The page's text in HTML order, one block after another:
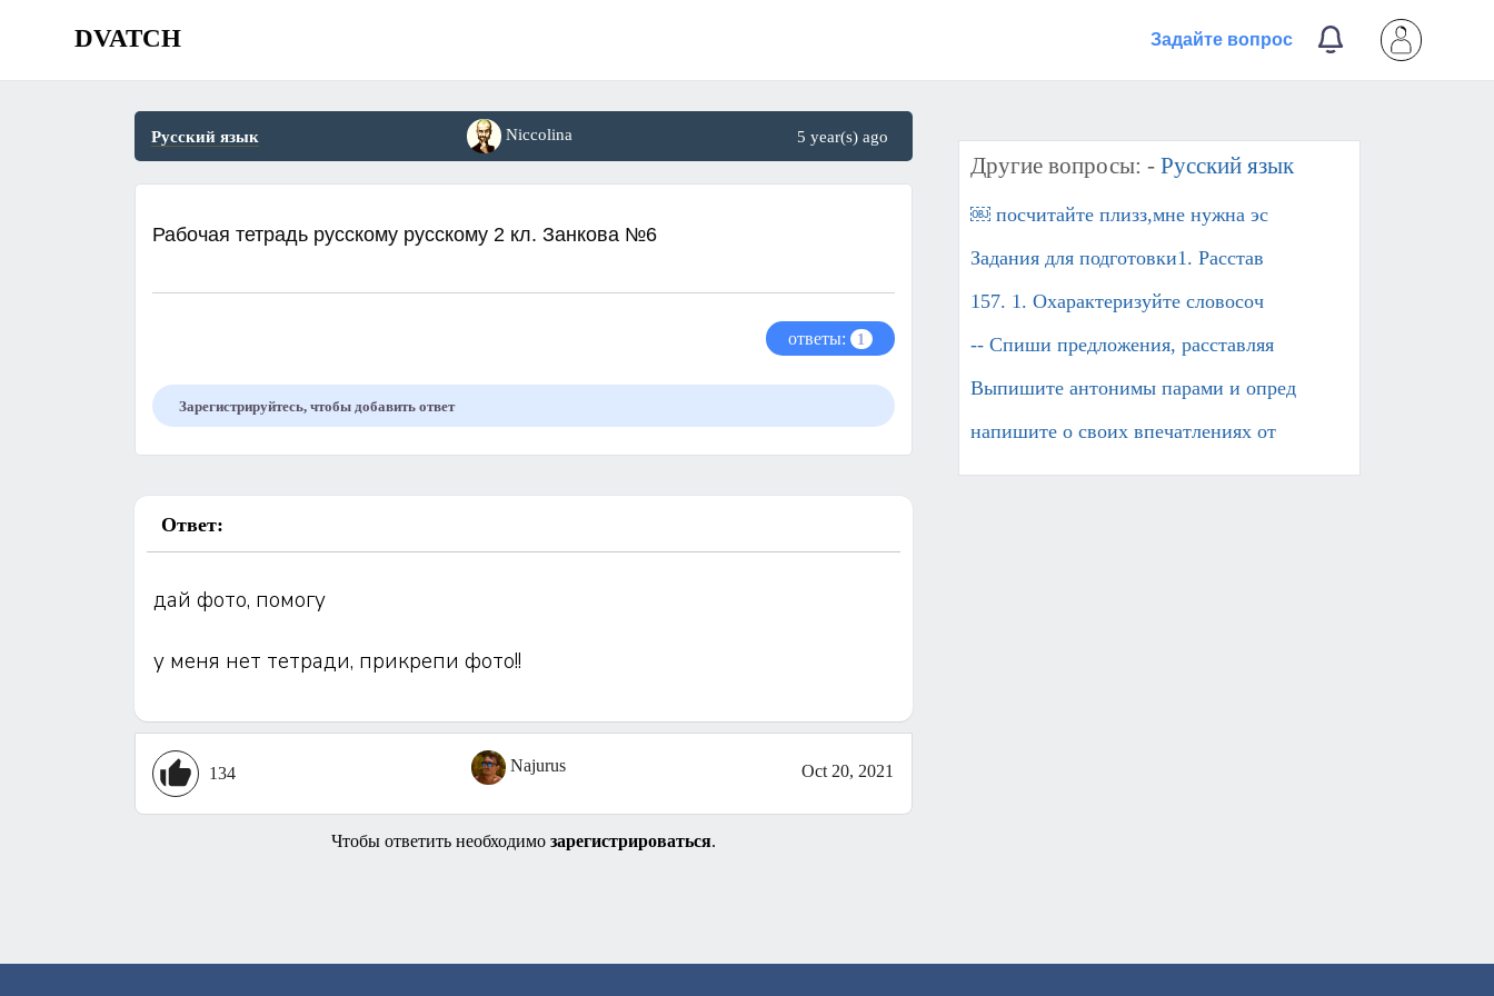
DVATCH Задайте вопрос
Русский язык Niccolina 5 year(s) ago
Рабочая тетрадь русскому русскому 2 кл. Занкова №6
ответы: 1
Зарегистрируйтесь, чтобы добавить ответ
Ответ:
дай фото, помогу
у меня нет тетради, прикрепи фото!!
134 Najurus Oct 20, 2021
Чтобы ответить необходимо зарегистрироваться.
Другие вопросы: - Русский язык
￼ посчитайте плизз,мне нужна эс
Задания для подготовки1. Расстав
157. 1. Охарактеризуйте словосоч
-- Спиши предложения, расставляя
Выпишите антонимы парами и опред
напишите о своих впечатлениях от